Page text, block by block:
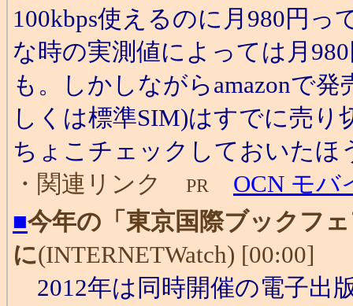
100kbps使えるのに月980円
な時の実測値によっては月
も。しかしながらamazonで
しくは標準SIM)はすでに売
ちょこチェックしておいたほ
・関連リンク
PR
OCN モバ
■今年の「東京国際ブックフ
に(INTERNETWatch) [00:00]
2012年は同時開催の電子出